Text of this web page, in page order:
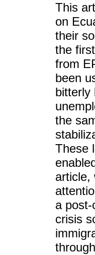
This
on
their
the
from
been
bitterly
the
These
article,
a
crisis